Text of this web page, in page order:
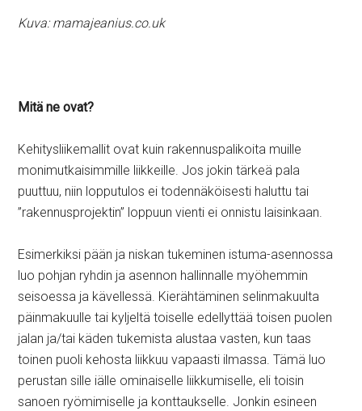
Kuva: mamajeanius.co.uk
Mitä ne ovat?
Kehitysliikemallit ovat kuin rakennuspalikoita muille
monimutkaisimmille liikkeille. Jos jokin tärkeä pala
puuttuu, niin lopputulos ei todennäköisesti haluttu tai
”rakennusprojektin” loppuun vienti ei onnistu laisinkaan.
Esimerkiksi pään ja niskan tukeminen istuma-asennossa
luo pohjan ryhdin ja asennon hallinnalle myöhemmin
seisoessa ja kävellessä. Kierähtäminen selinmakuulta
päinmakuulle tai kyljeltä toiselle edellyttää toisen puolen
jalan ja/tai käden tukemista alustaa vasten, kun taas
toinen puoli kehosta liikkuu vapaasti ilmassa. Tämä luo
perustan sille iälle ominaiselle liikkumiselle, eli toisin
sanoen ryömimiselle ja konttaukselle. Jonkin esineen